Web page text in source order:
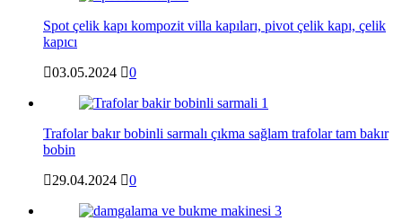
Spot çelik kapı kompozit villa kapıları, pivot çelik kapı, çelik
kapıcı
03.05.2024
0
Trafolar bakır bobinli sarmalı çıkma sağlam trafolar tam bakır
bobin
29.04.2024
0